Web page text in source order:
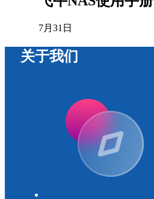
7月31日
关于我们